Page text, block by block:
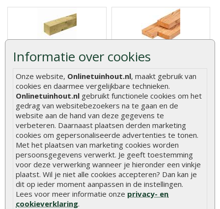
Informatie over cookies
Onze website, Onlinetuinhout.nl, maakt gebruik van
cookies en daarmee vergelijkbare technieken.
Onlinetuinhout.nl gebruikt functionele cookies om het
gedrag van websitebezoekers na te gaan en de
website aan de hand van deze gegevens te
verbeteren. Daarnaast plaatsen derden marketing
cookies om gepersonaliseerde advertenties te tonen.
Met het plaatsen van marketing cookies worden
persoonsgegevens verwerkt. Je geeft toestemming
voor deze verwerking wanneer je hieronder een vinkje
plaatst. Wil je niet alle cookies accepteren? Dan kan je
dit op ieder moment aanpassen in de instellingen.
Lees voor meer informatie onze privacy- en
cookieverklaring.
Tuinpaal geïmpregneerd
vuren 9 x 9 cm
De Tuinpaal Geïmpregneerd
Vuren 9 x 9 cm is perfect voor
het..
€ 14,50
Regel douglas bezaagd 5 x
15 cm
Regel douglas bezaagd 5 x 15
cm, zeer stevige balken
geschik..
€ 20,95